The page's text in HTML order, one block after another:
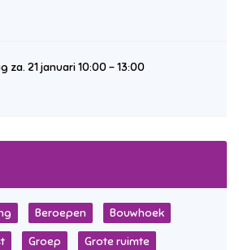
za. 21 januari 10:00 – 13:00
Beroepen Bouwhoek
Groep Grote ruimte